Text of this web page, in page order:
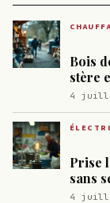
Bois
stère
4
Prise
sans
4